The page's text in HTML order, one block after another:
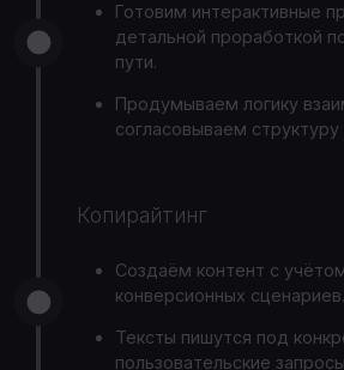
Готовим интерактивные
детальной проработкой
пути.
Продумываем логику
согласовываем структуру
Копирайтинг
Создаём контент с
конверсионных сценариев.
Тексты пишутся под
пользовательские